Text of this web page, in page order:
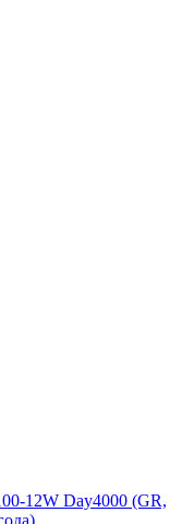
12W Day4000 (GR,